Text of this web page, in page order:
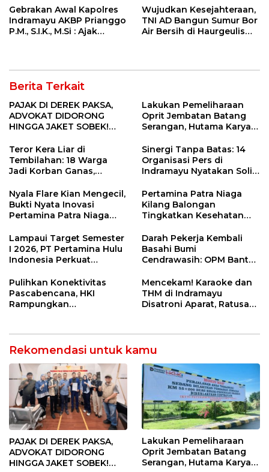
Gebrakan Awal Kapolres
Indramayu AKBP Prianggo
P.M., S.I.K., M.Si : Ajak
Wujudkan Kesejahteraan,
TNI AD Bangun Sumur Bor
Air Bersih di Haurgeulis
Berita Terkait
PAJAK DI DEREK PAKSA,
ADVOKAT DIDORONG
HINGGA JAKET SOBEK!
Ngamuk Kepung Polresta
Pekanbaru!
Lakukan Pemeliharaan
Oprit Jembatan Batang
Serangan, Hutama Karya
55 Tol Binjai–Langsa
Teror Kera Liar di
Tembilahan: 18 Warga
Jadi Korban Ganas,
12 Jahitan!
Sinergi Tanpa Batas: 14
Organisasi Pers di
Indramayu Nyatakan Solid
Nyala Flare Kian Mengecil,
Bukti Nyata Inovasi
Pertamina Patra Niaga
Net Zero Emission 2060
Pertamina Patra Niaga
Kilang Balongan
Tingkatkan Kesehatan
Pemeriksaan Kesehatan
Rutin dan Edukasi
Perawatan Gigi
Lampaui Target Semester
I 2026, PT Pertamina Hulu
Indonesia Perkuat
Nasional Lewat Inovasi &
Keselamatan Kerja
Darah Pekerja Kembali
Basahi Bumi
Cendrawasih: OPM Bantai
di Tolikara!
Pulihkan Konektivitas
Pascabencana, HKI
Rampungkan
Mencekam! Karaoke dan
THM di Indramayu
Disatroni Aparat, Ratusan
Rekomendasi untuk kamu
PAJAK DI DEREK PAKSA,
ADVOKAT DIDORONG
HINGGA JAKET SOBEK!
Lakukan Pemeliharaan
Oprit Jembatan Batang
Serangan, Hutama Karya